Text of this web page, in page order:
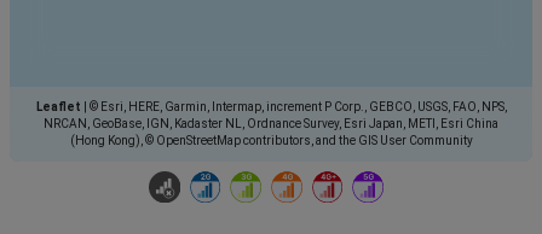
Leaflet
© Esri, HERE, Garmin, Intermap, increment P Corp., GEBCO, USGS, FAO, NPS,
NRCAN, GeoBase, IGN, Kadaster NL, Ordnance Survey, Esri Japan, METI, Esri China
(Hong Kong), © OpenStreetMap contributors, and the GIS User Community